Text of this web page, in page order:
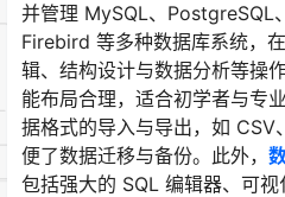
并管理 MySQL、PostgreSQL
Firebird 等多种数据库系统，
辑、结构设计与数据分析等操
能布局合理，适合初学者与专
据格式的导入与导出，如 CSV
便了数据迁移与备份。此外，
包括强大的 SQL 编辑器、可视